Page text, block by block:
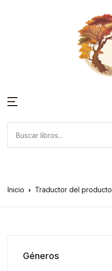
Inicio Traductor del producto
Géneros